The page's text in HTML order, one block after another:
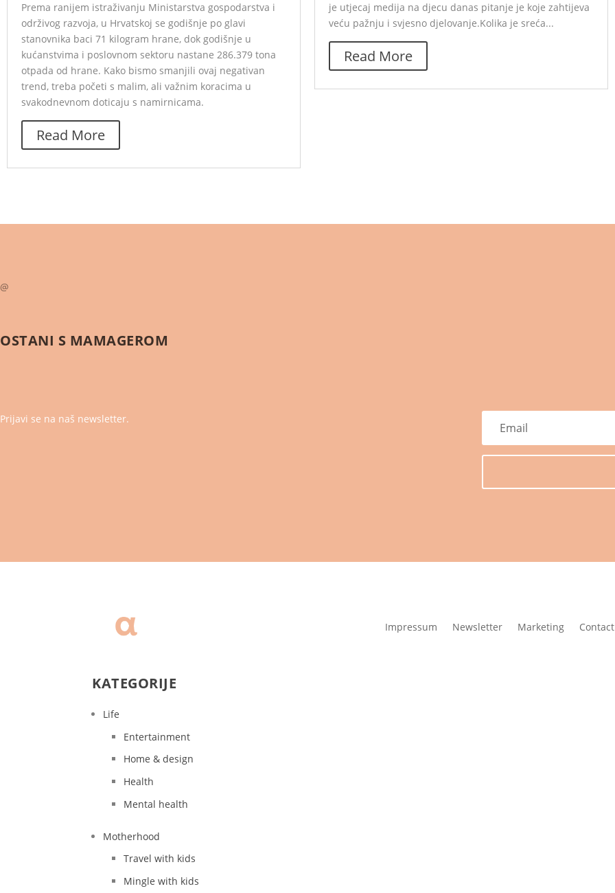
Prema ranijem istraživanju Ministarstva gospodarstva i
održivog razvoja, u Hrvatskoj se godišnje po glavi
stanovnika baci 71 kilogram hrane, dok godišnje u
kućanstvima i poslovnom sektoru nastane 286.379 tona
otpada od hrane. Kako bismo smanjili ovaj negativan
trend, treba početi s malim, ali važnim koracima u
svakodnevnom doticaju s namirnicama.
Read More
je utjecaj medija na djecu danas pitanje je koje zahtijeva
veću pažnju i svjesno djelovanje.Kolika je sreća...
Read More
@
OSTANI S MAMAGEROM
Prijavi se na naš newsletter.
Impressum Newsletter Marketing Contact
KATEGORIJE
Life
Entertainment
Home & design
Health
Mental health
Motherhood
Travel with kids
Mingle with kids